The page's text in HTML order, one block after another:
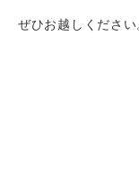
ぜひお越しくださ